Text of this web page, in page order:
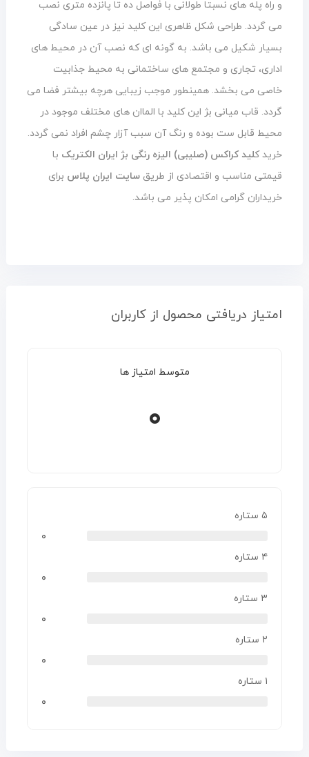
و راه پله های نسبتا طولانی با فواصل ده تا پانزده متری نصب
می گردد. طراحی شکل ظاهری این کلید نیز در عین سادگی
بسیار شکیل می باشد. به گونه ای که نصب آن در محیط های
اداری، تجاری و مجتمع های ساختمانی به محیط جذابیت
خاصی می بخشد. همینطور موجب زیبایی هرچه بیشتر فضا می
گردد. قاب میانی بژ این کلید با الماان های مختلف موجود در
محیط قابل ست بوده و رنگ آن سبب آزار چشم افراد نمی گردد.
خرید کلید کراکس (صلیبی) الیزه رنگی بژ ایران الکتریک با
قیمتی مناسب و اقتصادی از طریق سایت ایران پلاس برای
خریداران گرامی امکان پذیر می باشد.
امتیاز دریافتی محصول از کاربران
متوسط امتیاز ها
۰
۵ ستاره
۰
۴ ستاره
۰
۳ ستاره
۰
۲ ستاره
۰
۱ ستاره
۰